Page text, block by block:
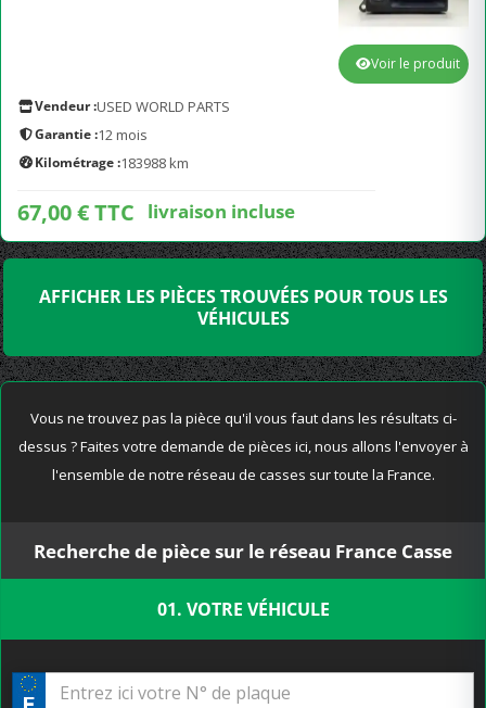
Vendeur :USED WORLD PARTS
Garantie :12 mois
Kilométrage :183988 km
67,00 € TTC livraison incluse
Voir le produit
AFFICHER LES PIÈCES TROUVÉES POUR TOUS LES
VÉHICULES
Vous ne trouvez pas la pièce qu'il vous faut dans les résultats ci-
dessus ? Faites votre demande de pièces ici, nous allons l'envoyer à
l'ensemble de notre réseau de casses sur toute la France.
Recherche de pièce sur le réseau France Casse
01. VOTRE VÉHICULE